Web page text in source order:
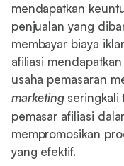
mendapatkan
penjualan yang
membayar biaya
afiliasi
usaha pemasaran
marketing seringkali
pemasar afiliasi
mempromosikan
yang efektif.